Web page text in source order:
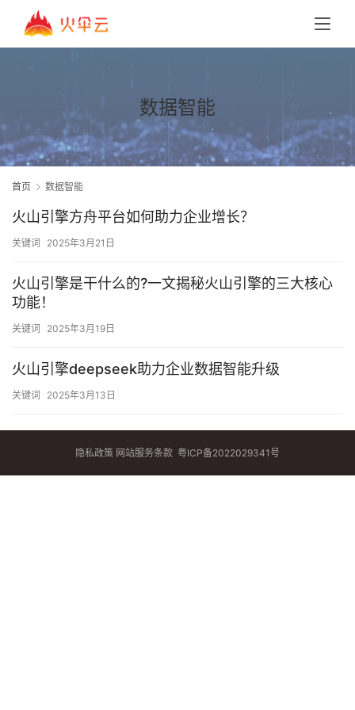
数据智能
首页 数据智能
火山引擎方舟平台如何助力企业增长？
关键词 2025年3月21日
火山引擎是干什么的?一文揭秘火山引擎的三大核心
功能！
关键词 2025年3月19日
火山引擎deepseek助力企业数据智能升级
关键词 2025年3月13日
隐私政策 网站服务条款 粤ICP备2022029341号